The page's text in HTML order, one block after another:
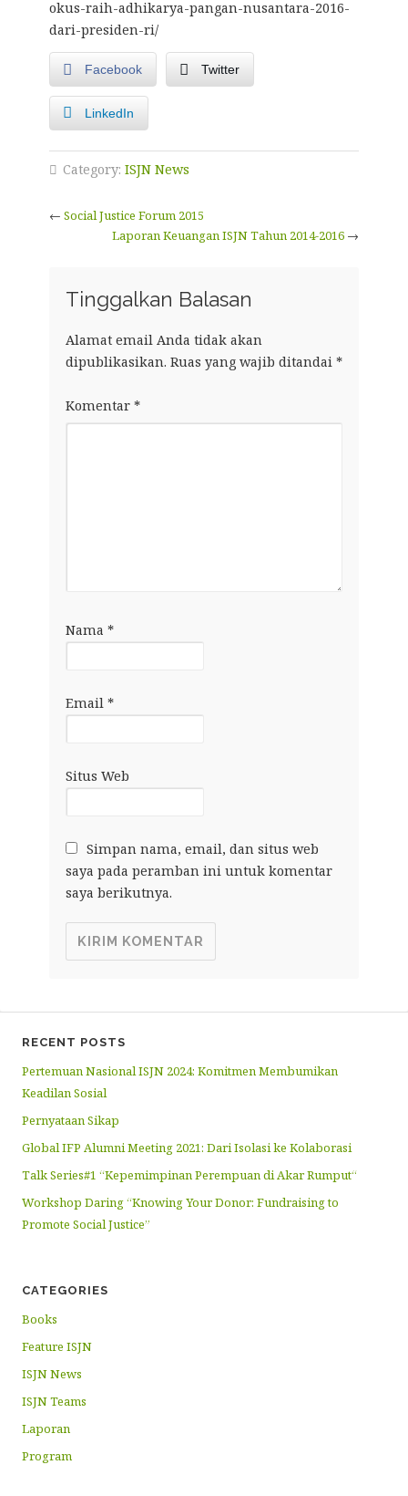
okus-raih-adhikarya-pangan-nusantara-2016-
dari-presiden-ri/
Facebook Twitter
LinkedIn
Category: ISJN News
← Social Justice Forum 2015
Laporan Keuangan ISJN Tahun 2014-2016 →
Tinggalkan Balasan
Alamat email Anda tidak akan
dipublikasikan. Ruas yang wajib ditandai *
Komentar *
Nama *
Email *
Situs Web
Simpan nama, email, dan situs web
saya pada peramban ini untuk komentar
saya berikutnya.
RECENT POSTS
Pertemuan Nasional ISJN 2024: Komitmen Membumikan
Keadilan Sosial
Pernyataan Sikap
Global IFP Alumni Meeting 2021: Dari Isolasi ke Kolaborasi
Talk Series#1 “Kepemimpinan Perempuan di Akar Rumput“
Workshop Daring “Knowing Your Donor: Fundraising to
Promote Social Justice”
CATEGORIES
Books
Feature ISJN
ISJN News
ISJN Teams
Laporan
Program